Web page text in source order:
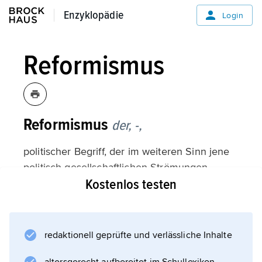
Enzyklopädie
Enzyklopädie Login
Reformismus
Reformismus der, -,
politischer Begriff, der im weiteren Sinn jene
politisch-gesellschaftlichen Strömungen
bezeichnet, die Verbesserungen in Staat und
Arbeiterbewegung (
Kostenlos testen
redaktionell geprüfte und verlässliche Inhalte